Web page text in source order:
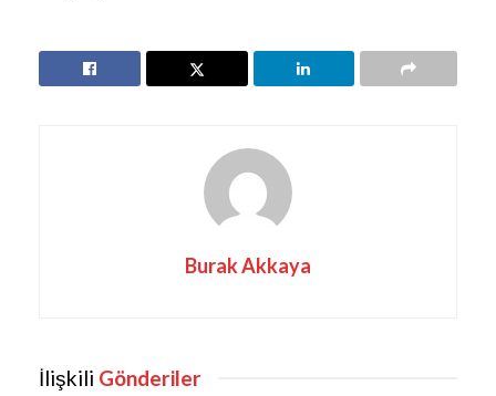
Burak Akkaya
İlişkili Gönderiler